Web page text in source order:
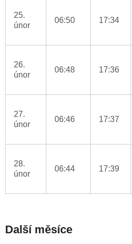
25.
únor
06:50 17:34
26.
únor
06:48 17:36
27.
únor
06:46 17:37
28.
únor
06:44 17:39
Další měsíce